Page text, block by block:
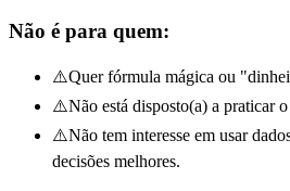
Não é para quem:
⚠️Quer fórmula mágica ou
⚠️Não está disposto(a) a praticar
⚠️Não tem interesse em usar
decisões melhores.